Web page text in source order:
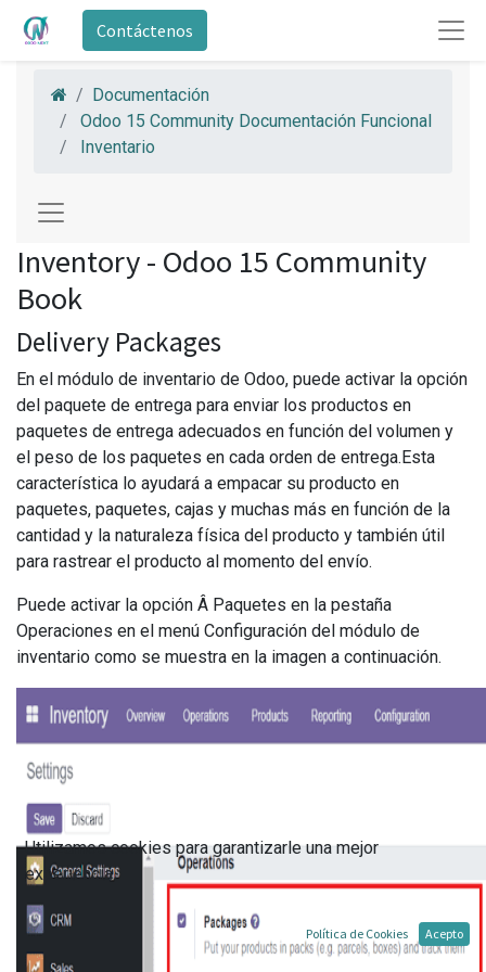
Contáctenos
Documentación
Odoo 15 Community Documentación Funcional
Inventario
Inventory - Odoo 15 Community
Book
Delivery Packages
En el módulo de inventario de Odoo, puede activar la opción
del paquete de entrega para enviar los productos en
paquetes de entrega adecuados en función del volumen y
el peso de los paquetes en cada orden de entrega.Esta
característica lo ayudará a empacar su producto en
paquetes, paquetes, cajas y muchas más en función de la
cantidad y la naturaleza física del producto y también útil
para rastrear el producto al momento del envío.
Puede activar la opción Â Paquetes en la pestaña
Operaciones en el menú Configuración del módulo de
inventario como se muestra en la imagen a continuación.
Utilizamos cookies para garantizarle una mejor
experiencia.
Política de Cookies Acepto